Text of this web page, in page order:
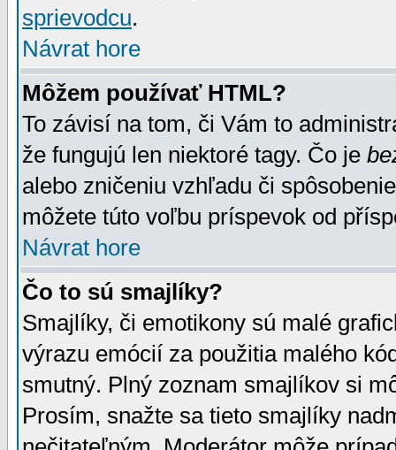
sprievodcu.
Návrat hore
Môžem používať HTML?
To závisí na tom, či Vám to
že fungujú len niektoré tagy. Čo je
alebo zničeniu vzhľadu či
môžete túto voľbu príspevok od
Návrat hore
Čo to sú smajlíky?
Smajlíky, či emotikony sú malé
výrazu emócií za použitia malého
smutný. Plný zoznam smajlíkov si
Prosím, snažte sa tieto smajlíky